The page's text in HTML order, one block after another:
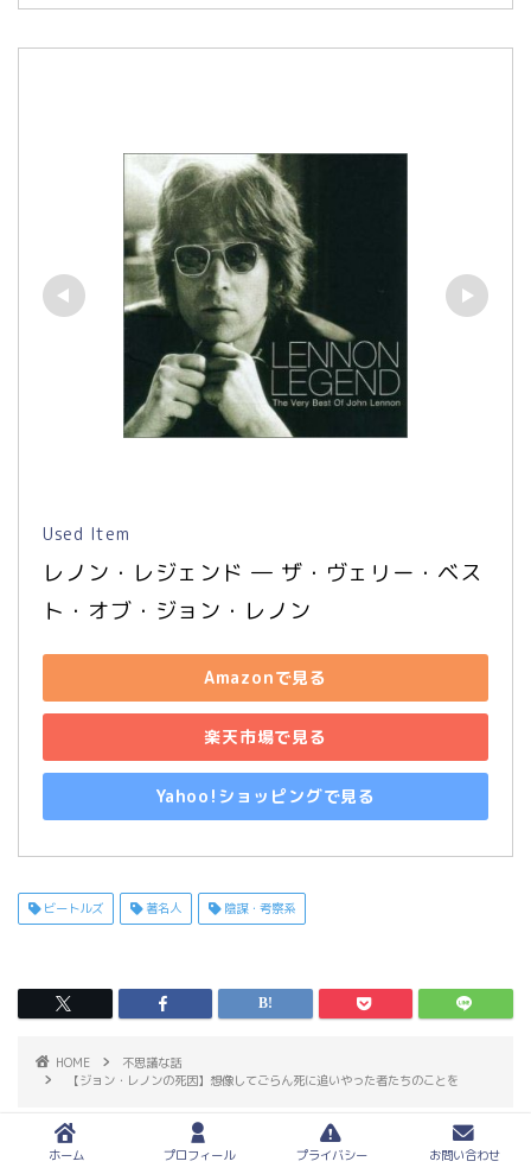
Used Item
レノン・レジェンド ― ザ・ヴェリー・ベス
ト・オブ・ジョン・レノン
Amazonで見る
楽天市場で見る
Yahoo!ショッピングで見る
ビートルズ 著名人 陰謀・考察系
HOME
不思議な話
【ジョン・レノンの死因】想像してごらん死に追いやった者たちのことを
RELATED POST
ホーム プロフィール プライバシー お問い合わせ